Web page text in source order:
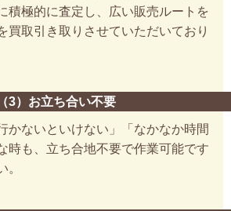
積極的に査定し、広い販売ルートを
買取引き取りさせていただいており
（3）お立ち合い不要
かないといけない」「なかなか時間
時も、立ち合地不要で作業可能です
。